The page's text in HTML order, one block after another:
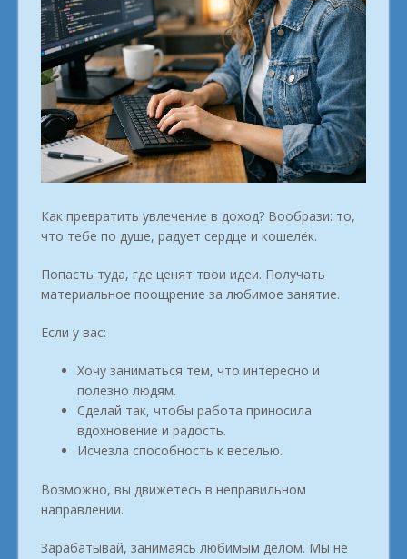
Как превратить увлечение в доход? Вообрази: то,
что тебе по душе, радует сердце и кошелёк.
Попасть туда, где ценят твои идеи. Получать
материальное поощрение за любимое занятие.
Если у вас:
Хочу заниматься тем, что интересно и
полезно людям.
Сделай так, чтобы работа приносила
вдохновение и радость.
Исчезла способность к веселью.
Возможно, вы движетесь в неправильном
направлении.
Зарабатывай, занимаясь любимым делом. Мы не